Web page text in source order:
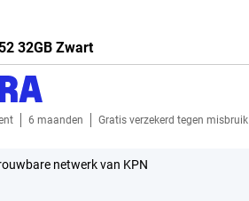
32GB Zwart
6 maanden
Gratis verzekerd tegen misbruik
netwerk van KPN